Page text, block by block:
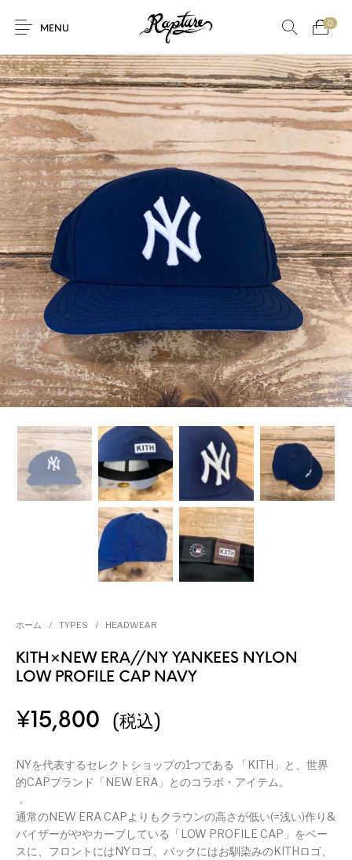
MENU
0
ホーム / TYPES / HEADWEAR
KITH×NEW ERA//NY YANKEES NYLON
LOW PROFILE CAP NAVY
¥ 15,800 (税込)
NYを代表するセレクトショップの1つである 「KITH」と、世界
的CAPブランド「NEW ERA」とのコラボ・アイテム。
．
通常のNEW ERA CAPよりもクラウンの高さが低い(=浅い)作り&
バイザーがややカーブしている「LOW PROFILE CAP」をベー
スに、フロントにはNYロゴ、バックにはお馴染みのKITHロゴ、